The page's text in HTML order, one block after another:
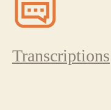
Transcriptions